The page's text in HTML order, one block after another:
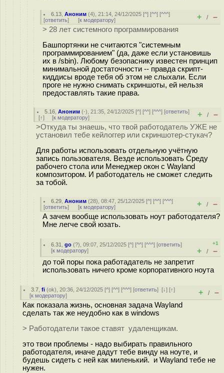
6.13 ,Аноним (4), 21:14, 24/12/2025 [^] [^^] [^^^]
[ответить] [к модератору] + / –
> 28 лет системного программирования
Башпортянки не считаются "системным
программированием" (да, даже если установишь
их в /sbin). Любому безопаснику известен принцип
минимальной достаточности -- правда скрипт-
киддисы вроде тебя об этом не слыхали. Если
проге не нужно снимать скриншоты, ей нельзя
предоставлять такие права.
5.16 ,Аноним (-), 21:35, 24/12/2025 [^] [^^] [^^^] [ответить]
[↑] [к модератору] + / –
>Откуда ты знаешь, что твой работодатель УЖЕ не
установил тебе кейлоггер или скриншотер-стукач?
Для работы использовать отдельную учётную
запись пользователя. Везде использовать Среду
рабочего стола или Менеджер окон с Wayland
композитором. И работодатель не сможет следить
за тобой.
6.29 ,Аноним (28), 08:47, 25/12/2025 [^] [^^] [^^^]
[ответить] [к модератору] + / –
А зачем вообще использовать ноут работодателя?
Мне легче свой юзать.
6.31 ,go (?), 09:07, 25/12/2025 [^] [^^] [^^^] [ответить]
[к модератору]
+1
+ / –
до той поры пока работадатель не запретит
использовать ничего кроме корпоративного ноута
3.7 ,fi (ok), 20:36, 24/12/2025 [^] [^^] [^^^] [ответить][↓] [↑]
[к модератору] + / –
Как показала жизнь, основная задача Wayland
сделать так же неудобно как в windows
> Работодатели такое ставят удаленщикам.
это твои проблемы - надо выбирать правильного
работодателя, иначе дадут тебе винду на ноуте, и
будешь сидеть с ней как миленький. и Wayland тебе не
нужен.